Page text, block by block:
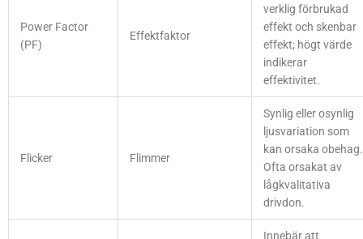
Power Factor
(PF)
Effektfaktor
verklig förbrukad
effekt och skenbar
effekt; högt värde
indikerar
effektivitet.
Flicker Flimmer
Synlig eller osynlig
ljusvariation som
kan orsaka obehag.
Ofta orsakat av
lågkvalitativa
drivdon.
Innebär att